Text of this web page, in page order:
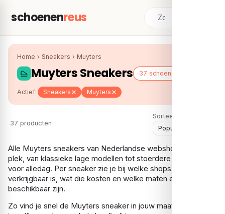
schoenenreus
Home › Sneakers › Muyters
Muyters Sneakers 37 schoenen
Actief: Sneakers Muyters
37 producten
Sorteer:
Alle Muyters sneakers van Nederlandse webshops op één
plek, van klassieke lage modellen tot stoerdere exemplaren
voor alledag. Per sneaker zie je bij welke shops die
verkrijgbaar is, wat die kosten en welke maten er nog
beschikbaar zijn.
Zo vind je snel de Muyters sneaker in jouw maat, zonder dat